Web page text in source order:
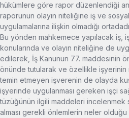
hükümlere göre rapor düzenlendiği
raporunun olayın niteliğine iş ve
uygulamalarına ilişkin olmadığı
Bu yönden mahkemece yapılacak iş,
konularında ve olayın niteliğine de
edilerek, İş Kanunun 77. maddesinin
önünde tutularak ve özellikle
temin etmeyen işverenin de olayda
işyerinde uygulanması gereken işçi
tüzüğünün ilgili maddeleri
alması gerekli önlemlerin neler olduğu